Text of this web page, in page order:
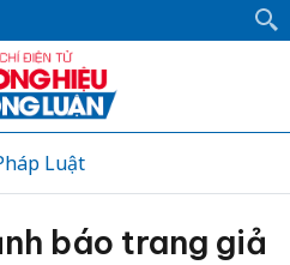
Luật
báo trang giả